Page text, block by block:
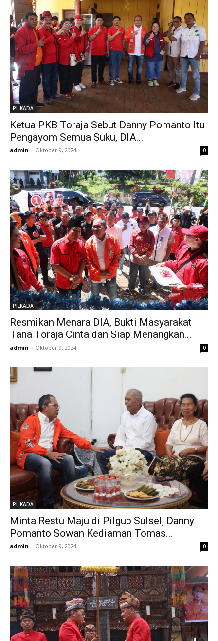
PILKADA
Ketua PKB Toraja Sebut Danny Pomanto Itu
Pengayom Semua Suku, DIA...
admin - Oktober 9, 2024 0
PILKADA
Resmikan Menara DIA, Bukti Masyarakat
Tana Toraja Cinta dan Siap Menangkan...
admin - Oktober 9, 2024 0
PILKADA
Minta Restu Maju di Pilgub Sulsel, Danny
Pomanto Sowan Kediaman Tomas...
admin - Oktober 9, 2024 0